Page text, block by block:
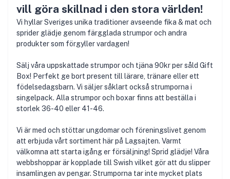
vill göra skillnad i den stora världen!
Vi hyllar Sveriges unika traditioner avseende fika & mat och
sprider glädje genom färgglada strumpor och andra
produkter som förgyller vardagen!
Sälj våra uppskattade strumpor och tjäna 90kr per såld Gift
Box! Perfekt ge bort present till lärare, tränare eller ett
födelsedagsbarn. Vi säljer såklart också strumporna i
singelpack. Alla strumpor och boxar finns att beställa i
storlek 36-40 eller 41-46.
Vi är med och stöttar ungdomar och föreningslivet genom
att erbjuda vårt sortiment här på Lagsajten. Varmt
välkomna att starta igång er försäljning! Sprid glädje! Våra
webbshoppar är kopplade till Swish vilket gör att du slipper
insamlingen av pengar. Strumporna tar inte mycket plats